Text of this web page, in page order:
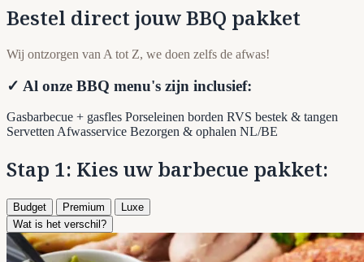
Bestel direct jouw BBQ pakket
Wij ontzorgen van A tot Z, we doen zelfs de afwas!
✓ Al onze BBQ menu's zijn inclusief:
Gasbarbecue + gasfles Porseleinen borden RVS bestek & tangen
ServettenAfwasservice Bezorgen & ophalen NL/BE
Stap 1: Kies uw barbecue pakket:
Budget Premium
Luxe
Wat is het verschil?